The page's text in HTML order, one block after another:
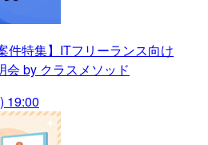
件特集】ITフリーランス向け
会 by クラスメソッド
19:00